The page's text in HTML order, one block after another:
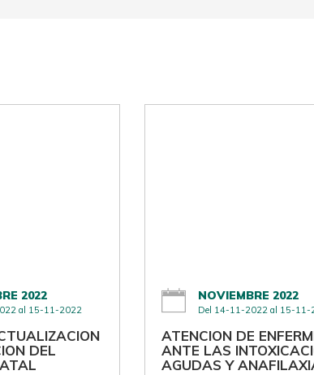
2022
al 15-11-2022
DEL
NOVIEMBRE 2022
Del 14-11-2022 al 15-11-
ATENCION DE
ANTE LAS
AGUDAS Y